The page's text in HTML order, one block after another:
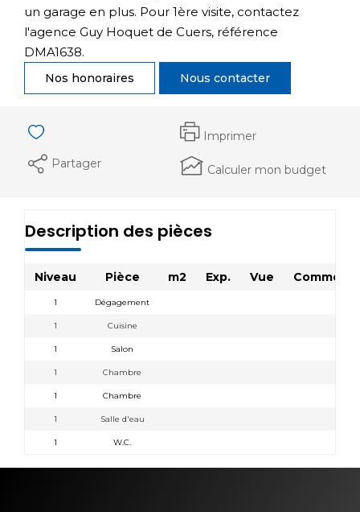
un garage en plus. Pour 1ère visite, contactez
l'agence Guy Hoquet de Cuers, référence
DMA1638.
Nos honoraires Nous contacter
Imprimer
Partager
Calculer mon budget
Description des pièces
Niveau Pièce m2 Exp. Vue
1 Dégagement
1 Cuisine
1 Salon
1 Chambre
1 Chambre
1 Salle d'eau
1 W.C.